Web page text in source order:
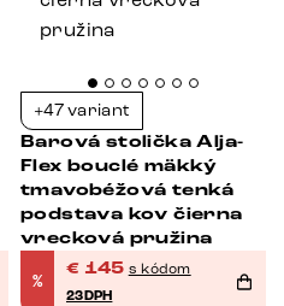
+47 variant
Barová stolička Alja-
Flex bouclé mäkký
tmavobéžová tenká
podstava kov čierna
vrecková pružina
%
€ 145 s kódom
23DPH